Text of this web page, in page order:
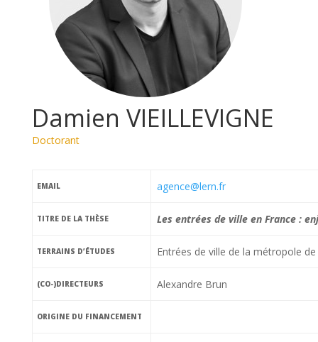
Damien VIEILLEVIGNE
Doctorant
EMAIL agence@lern.fr
TITRE DE LA THÈSE Les entrées de ville en France :
TERRAINS D’ÉTUDES Entrées de ville de la métropole
(CO-)DIRECTEURS Alexandre Brun
ORIGINE DU FINANCEMENT